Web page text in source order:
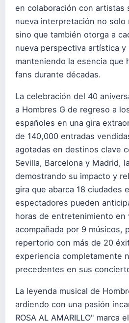
en colaboración con artistas
nueva interpretación no
sino que también otorga a
nueva perspectiva artística y
manteniendo la esencia que
fans durante décadas.
La celebración del 40
a Hombres G de regreso a
españoles en una gira
de 140,000 entradas
agotadas en destinos clave
Sevilla, Barcelona y Madrid,
demostrando su impacto y
gira que abarca 18 ciudades
espectadores pueden
horas de entretenimiento en
acompañada por 9 músicos,
repertorio con más de 20
experiencia completamente
precedentes en sus
La leyenda musical de
ardiendo con una pasión
ROSA AL AMARILLO" marca